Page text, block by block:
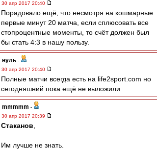
30 апр 2017 20:40
Порадовало ещё, что несмотря на кошмарные
первые минут 20 матча, если сплюсовать все
стопроцентные моменты, то счёт должен был
бы стать 4:3 в нашу пользу.
нуль -
30 апр 2017 20:40
Полные матчи всегда есть на life2sport.com но
сегодняшний пока ещё не выложили
mmmmm -
30 апр 2017 20:39
Cтаканов
Им лучше не знать.